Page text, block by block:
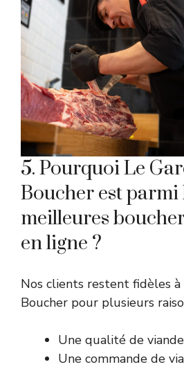
5. Pourquoi Le
Boucher est parmi
meilleures
en ligne ?
Nos clients restent fidèles à
Boucher pour plusieurs
Une qualité de
Une commande de